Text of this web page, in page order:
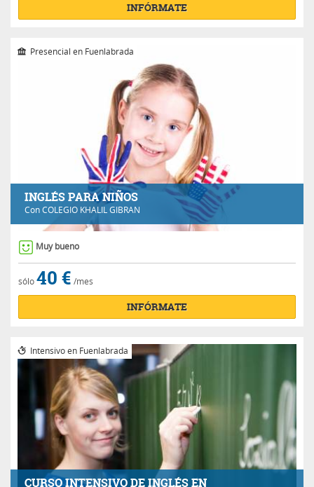
INFÓRMATE
INGLÉS PARA NIÑOS
ConCOLEGIO KHALIL GIBRAN
Presencial en Fuenlabrada
Muy bueno
sólo40 € /mes
INFÓRMATE
CURSO INTENSIVO DE INGLÉS EN
Intensivo en Fuenlabrada